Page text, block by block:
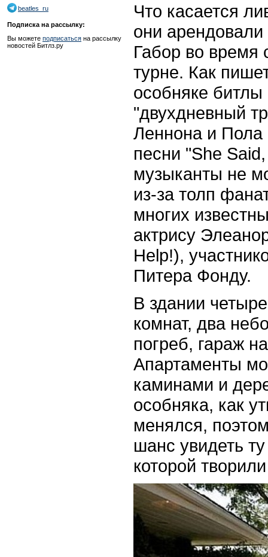
beatles_ru
Подписка на рассылку:
Вы можете подписаться на рассылку
новостей Битлз.ру
Что касается
они арендовали
Габор во время
турне. Как
особняке битлы
"двухдневный
Леннона и Пола
песни "She
музыканты не
из-за толп
многих
актрису
Help!),
Питера Фонду.
В здании
комнат, два
погреб, гараж
Апартаменты
каминами и
особняка, как
менялся,
шанс увидеть
которой